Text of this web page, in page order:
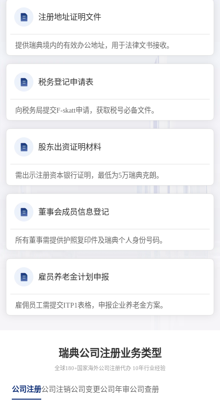
注册地址证明文件
提供瑞典境内的有效办公地址，用于法律文书接收。
税务登记申请表
向税务局提交F-skatt申请，获取税号必备文件。
股东出资证明材料
需出示注册资本银行证明，最低为5万瑞典克朗。
董事会成员信息登记
所有董事需提供护照复印件及瑞典个人身份号码。
雇员养老金计划申报
雇佣员工需提交ITP1表格，申报企业养老金方案。
瑞典公司注册业务类型
全球180+国家海外公司注册代办 10年行业经验
公司注册公司注销公司变更公司年审公司查册